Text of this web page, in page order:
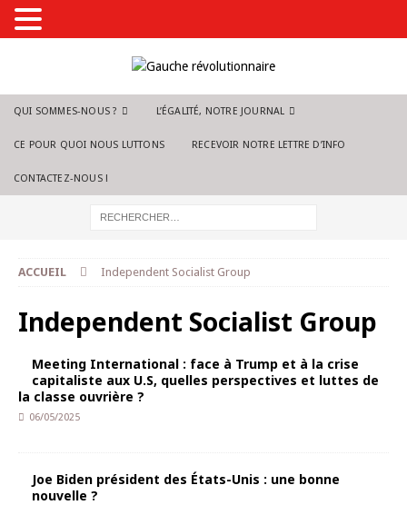
QUI SOMMES-NOUS ? L’ÉGALITÉ, NOTRE JOURNAL
CE POUR QUOI NOUS LUTTONS RECEVOIR NOTRE LETTRE D’INFO
CONTACTEZ-NOUS !
ACCUEIL Independent Socialist Group
Independent Socialist Group
Meeting International : face à Trump et à la crise
capitaliste aux U.S, quelles perspectives et luttes de
la classe ouvrière ?
06/05/2025
Joe Biden président des États-Unis : une bonne
nouvelle ?